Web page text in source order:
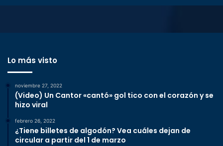
Lo más visto
noviembre 27, 2022
(Video) Un Cantor «cantó» gol tico con el corazón y se
hizo viral
febrero 26, 2022
¿Tiene billetes de algodón? Vea cuáles dejan de
circular a partir del 1 de marzo